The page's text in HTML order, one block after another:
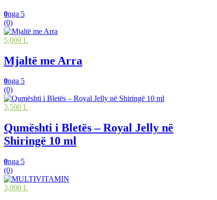
0nga 5
(0)
5,000 L
Mjaltë me Arra
0nga 5
(0)
3,500 L
Qumështi i Bletës – Royal Jelly në
Shiringë 10 ml
0nga 5
(0)
3,000 L